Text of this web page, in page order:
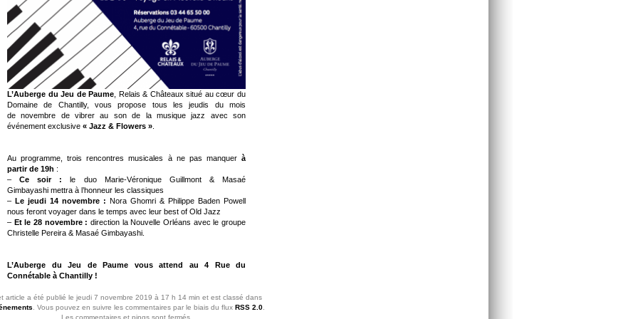
L’Auberge du Jeu de Paume , Relais & Châteaux situé au cœur du
Domaine de Chantilly, vous propose tous les jeudis du mois
de novembre de vibrer au son de la musique jazz avec son
événement exclusive « Jazz & Flowers »
Au programme, trois rencontres musicales à ne pas manquer à
partir de 19h :
–Ce soir :le duo Marie-Véronique Guillmont & Masaé
Gimbayashi mettra à l’honneur les classiques
– Le jeudi 14 novembre : Nora Ghomri & Philippe Baden Powell
nous feront voyager dans le temps avec leur best of Old Jazz
– Et le 28 novembre :direction la Nouvelle Orléans avec le groupe
Christelle Pereira & Masaé Gimbayashi.
L’Auberge du Jeu de Paume vous attend au 4 Rue du
Connétable à Chantilly !
article a été publié le jeudi 7 novembre 2019 à 17 h 14 min et est classé dans
. Vous pouvez en suivre les commentaires par le biais du flux RSS 2.0.
Les commentaires et pings sont fermés.